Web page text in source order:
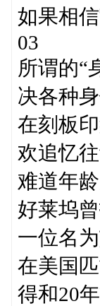
如果相
03
所谓的“
决各种
在刻板
欢追忆
难道年
好莱坞
一位名
在美国
得和20